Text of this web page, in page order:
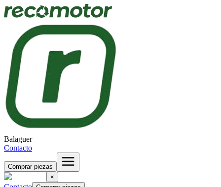
Balaguer
Contacto
Comprar piezas
×